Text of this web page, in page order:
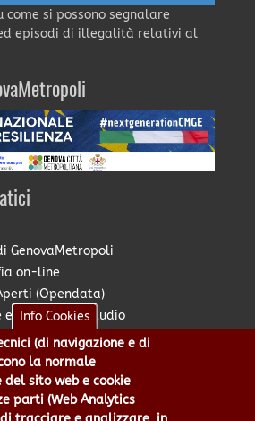
come si possono segnalare
episodi di illegalità relativi al
GenovaMetropoli
on-line
(Opendata)
e Diritto allo Studio
Territoriale
Metropolitano
Appaltante
Info Cookies
(di navigazione e di
la normale
del sito web e cookie
parti (Web Analytics